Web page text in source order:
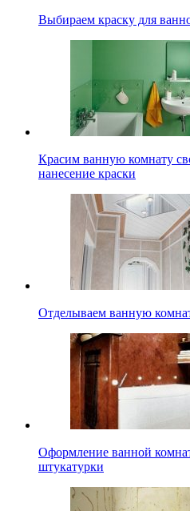
Выбираем краску для
Красим ванную комнату
нанесение краски
Отделываем ванную
Оформление ванной
штукатурки